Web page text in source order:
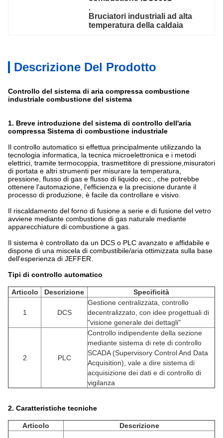
,
Bruciatori industriali ad alta
temperatura della caldaia
Descrizione Del Prodotto
Controllo del sistema di aria compressa combustione
industriale combustione del sistema
1. Breve introduzione del sistema di controllo dell'aria
compressa Sistema di combustione industriale
Il controllo automatico si effettua principalmente utilizzando la
tecnologia informatica, la tecnica microelettronica e i metodi
elettrici, tramite termocoppia, trasmettitore di pressione,misuratori
di portata e altri strumenti per misurare la temperatura,
pressione, flusso di gas e flusso di liquido ecc., che potrebbe
ottenere l'automazione, l'efficienza e la precisione durante il
processo di produzione, è facile da controllare e visivo.
Il riscaldamento del forno di fusione a serie e di fusione del vetro
avviene mediante combustione di gas naturale mediante
apparecchiature di combustione a gas.
Il sistema è controllato da un DCS o PLC avanzato e affidabile e
dispone di una miscela di combustibile/aria ottimizzata sulla base
dell'esperienza di JEFFER.
Tipi di controllo automatico
Articolo Descrizione Specificità
1 DCS
Gestione centralizzata, controllo
decentralizzato, con idee progettuali di
"visione generale dei dettagli"
2 PLC
Controllo indipendente della sezione
mediante sistema di rete di controllo
SCADA (Supervisory Control And Data
Acquisition), vale a dire sistema di
acquisizione dei dati e di controllo di
vigilanza
2. Caratteristiche tecniche
Articolo Descrizione